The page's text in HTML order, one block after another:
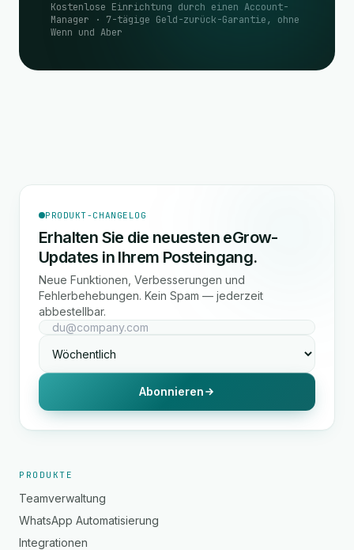
Kostenlose Einrichtung durch einen Account-
Manager · 7-tägige Geld-zurück-Garantie, ohne
Wenn und Aber
PRODUKT-CHANGELOG
Erhalten Sie die neuesten eGrow-
Updates in Ihrem Posteingang.
Neue Funktionen, Verbesserungen und
Fehlerbehebungen. Kein Spam — jederzeit
abbestellbar.
Abonnieren
PRODUKTE
Teamverwaltung
WhatsApp Automatisierung
Integrationen